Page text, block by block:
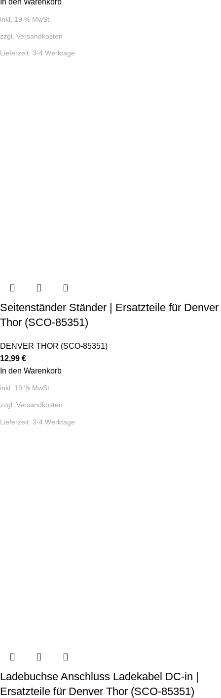
In den Warenkorb
inkl. 19 % MwSt.
zzgl. Versandkosten
Lieferzeit: 3-4 Werktage
Seitenständer Ständer | Ersatzteile für Denver
Thor (SCO-85351)
DENVER THOR (SCO-85351)
12,99 €
In den Warenkorb
inkl. 19 % MwSt.
zzgl. Versandkosten
Lieferzeit: 3-4 Werktage
Ladebuchse Anschluss Ladekabel DC-in |
Ersatzteile für Denver Thor (SCO-85351)